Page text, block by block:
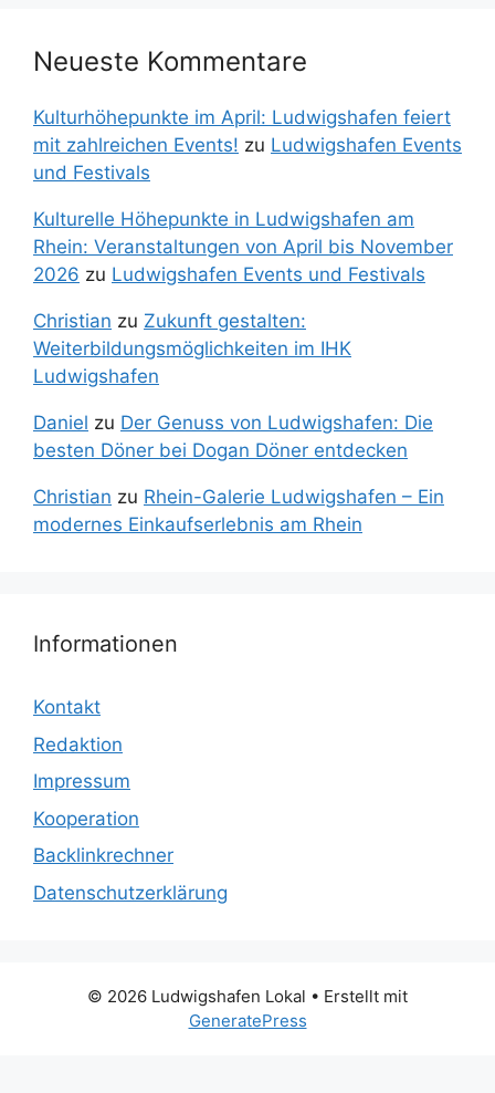
Neueste Kommentare
Kulturhöhepunkte im April: Ludwigshafen feiert
mit zahlreichen Events! zu Ludwigshafen Events
und Festivals
Kulturelle Höhepunkte in Ludwigshafen am
Rhein: Veranstaltungen von April bis November
2026 zu Ludwigshafen Events und Festivals
Christian zu Zukunft gestalten:
Weiterbildungsmöglichkeiten im IHK
Ludwigshafen
Daniel zu Der Genuss von Ludwigshafen: Die
besten Döner bei Dogan Döner entdecken
Christian zu Rhein-Galerie Ludwigshafen – Ein
modernes Einkaufserlebnis am Rhein
Informationen
Kontakt
Redaktion
Impressum
Kooperation
Backlinkrechner
Datenschutzerklärung
© 2026 Ludwigshafen Lokal • Erstellt mit
GeneratePress